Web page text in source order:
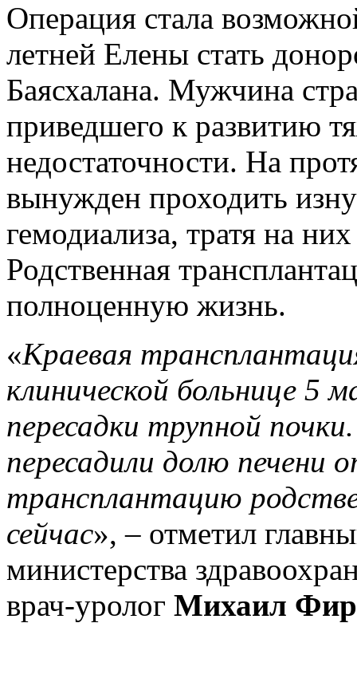
Операция стала
летней Елены стать
Баясхалана. Мужчина
приведшего к развитию
недостаточности. На
вынужден проходить
гемодиализа, тратя на
Родственная
полноценную жизнь.
«Краевая
клинической больнице 5
пересадки трупной
пересадили долю печени
трансплантацию
сейчас», – отметил
министерства
врач-уролог Михаил